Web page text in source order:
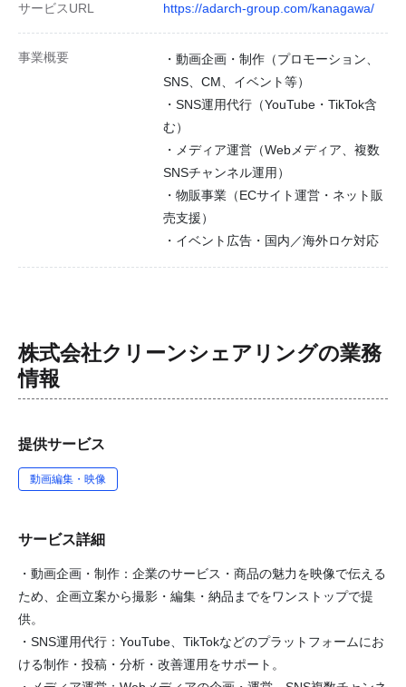
サービスURL https://adarch-group.com/kanagawa/
事業概要
・動画企画・制作（プロモーション、
SNS、CM、イベント等）
・SNS運用代行（YouTube・TikTok含
む）
・メディア運営（Webメディア、複数
SNSチャンネル運用）
・物販事業（ECサイト運営・ネット販
売支援）
・イベント広告・国内／海外ロケ対応
株式会社クリーンシェアリングの業務
情報
提供サービス
動画編集・映像
サービス詳細
・動画企画・制作：企業のサービス・商品の魅力を映像で伝える
ため、企画立案から撮影・編集・納品までをワンストップで提
供。
・SNS運用代行：YouTube、TikTokなどのプラットフォームにお
ける制作・投稿・分析・改善運用をサポート。